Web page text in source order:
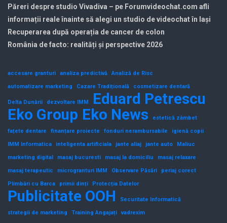
Păreri despre studio Vivadiva – pe Forumvideochat.com afli
informații reale înainte să alegi un studio de videochat în Iași
Recuperarea după operația de cancer de colon
România de facto: realități și perspective 2026
accesare granturi analiza predictivă
Analiză de Risc
automatizare marketing
Cazare Tradițională cosmetizare dentară
Delta Dunării dezvoltare IMM
Eduard Petrescu
Eko Group Eko News
estetică zâmbet
fațete dentare
finanțare proiecte fonduri nerambursabile
igienă copii
IMM Informatica
inteligenta artificiala jante aliaj jante auto
Maliuc
marketing digital
masaj bucuresti masaj la domiciliu
masaj relaxare
masaj terapeutic
microgranturi IMM Observare Păsări
periaj corect
Plimbări cu Barca
primii dinți Protecția Datelor
Publicitate OOH
Securitate Informatică
strategii de marketing
Training Angajați vadrexim